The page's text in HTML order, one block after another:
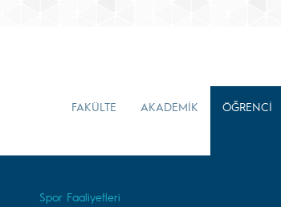
FAKÜLTE AKADEMİK ÖĞRENCİ
Spor Faaliyetleri